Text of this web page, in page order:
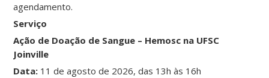
agendamento.
Serviço
Ação de Doação de Sangue – Hemosc na UFSC
Joinville
Data: 11 de agosto de 2026, das 13h às 16h